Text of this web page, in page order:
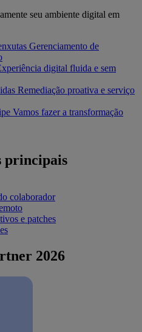
seu ambiente digital em
Gerenciamento de
digital fluida e sem
Remediação proativa e serviço
Vamos fazer a transformação
principais
colaborador
e patches
2026